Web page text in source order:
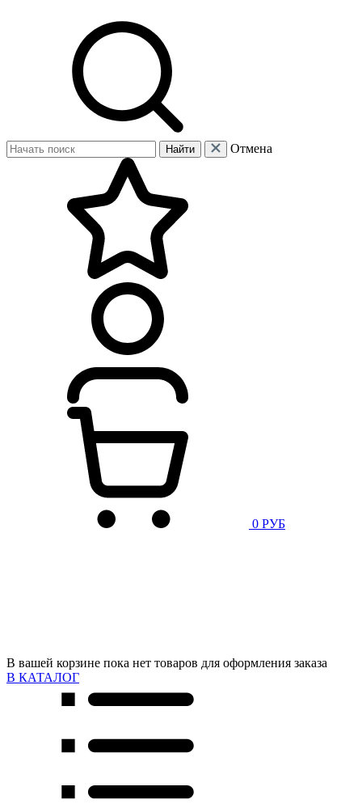
Найти Отмена
0 РУБ
В вашей корзине пока нет товаров для оформления заказа
В КАТАЛОГ